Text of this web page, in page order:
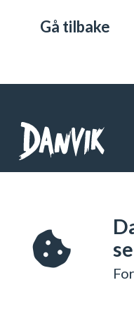
Gå tilbake
Org Nr: 971 538
Designet og